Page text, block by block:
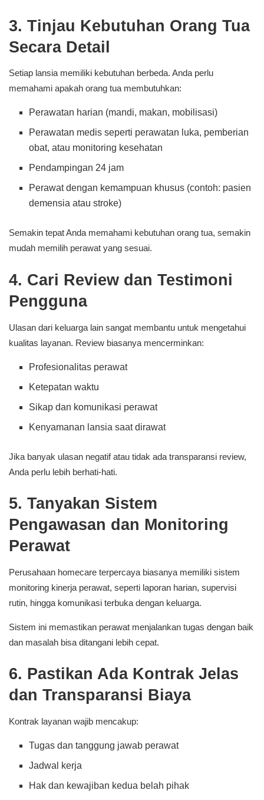
3. Tinjau Kebutuhan Orang Tua
Secara Detail
Setiap lansia memiliki kebutuhan berbeda. Anda perlu
memahami apakah orang tua membutuhkan:
Perawatan harian (mandi, makan, mobilisasi)
Perawatan medis seperti perawatan luka, pemberian
obat, atau monitoring kesehatan
Pendampingan 24 jam
Perawat dengan kemampuan khusus (contoh: pasien
demensia atau stroke)
Semakin tepat Anda memahami kebutuhan orang tua, semakin
mudah memilih perawat yang sesuai.
4. Cari Review dan Testimoni
Pengguna
Ulasan dari keluarga lain sangat membantu untuk mengetahui
kualitas layanan. Review biasanya mencerminkan:
Profesionalitas perawat
Ketepatan waktu
Sikap dan komunikasi perawat
Kenyamanan lansia saat dirawat
Jika banyak ulasan negatif atau tidak ada transparansi review,
Anda perlu lebih berhati-hati.
5. Tanyakan Sistem
Pengawasan dan Monitoring
Perawat
Perusahaan homecare terpercaya biasanya memiliki sistem
monitoring kinerja perawat, seperti laporan harian, supervisi
rutin, hingga komunikasi terbuka dengan keluarga.
Sistem ini memastikan perawat menjalankan tugas dengan baik
dan masalah bisa ditangani lebih cepat.
6. Pastikan Ada Kontrak Jelas
dan Transparansi Biaya
Kontrak layanan wajib mencakup:
Tugas dan tanggung jawab perawat
Jadwal kerja
Hak dan kewajiban kedua belah pihak